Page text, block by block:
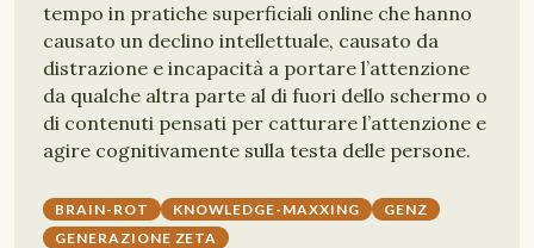
tempo in pratiche superficiali online che hanno
causato un declino intellettuale, causato da
distrazione e incapacità a portare l’attenzione
da qualche altra parte al di fuori dello schermo o
di contenuti pensati per catturare l’attenzione e
agire cognitivamente sulla testa delle persone.
BRAIN-ROT KNOWLEDGE-MAXXING
GENZ
GENERAZIONE ZETA